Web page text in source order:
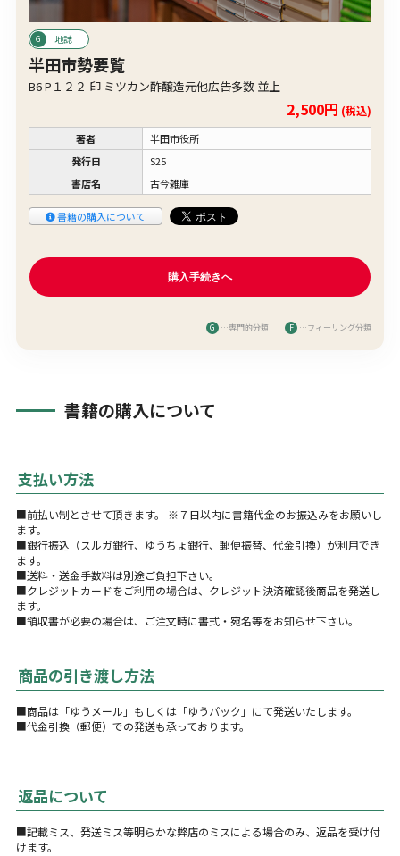
地誌
半田市勢要覧
B6 P１２２ 印 ミツカン酢醸造元他広告多数 並上
2,500円 (税込)
著者
半田市役所
発行日
S25
書店名
古今雑庫
書籍の購入について
G …専門的分類 F …フィーリング分類
書籍の購入について
支払い方法
■前払い制とさせて頂きます。 ※７日以内に書籍代金のお振込みをお願いし
ます。
■銀行振込（スルガ銀行、ゆうちょ銀行、郵便振替、代金引換）が利用でき
ます。
■送料・送金手数料は別途ご負担下さい。
■クレジットカードをご利用の場合は、クレジット決済確認後商品を発送し
ます。
■領収書が必要の場合は、ご注文時に書式・宛名等をお知らせ下さい。
商品の引き渡し方法
■商品は「ゆうメール」もしくは「ゆうパック」にて発送いたします。
■代金引換（郵便）での発送も承っております。
返品について
■記載ミス、発送ミス等明らかな弊店のミスによる場合のみ、返品を受け付
けます。